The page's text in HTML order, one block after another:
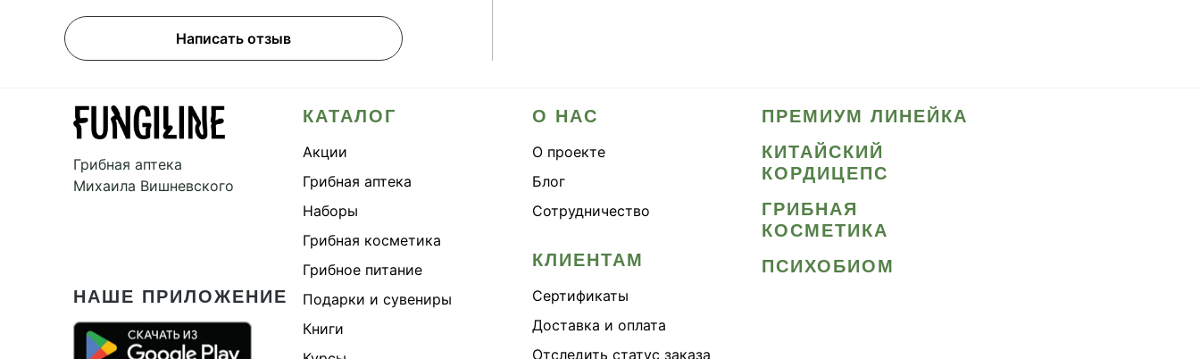
Написать отзыв
Грибная аптека
Михаила Вишневского
НАШЕ ПРИЛОЖЕНИЕ
КАТАЛОГ
Акции
Грибная аптека
Наборы
Грибная косметика
Грибное питание
Подарки и сувениры
Книги
О НАС
О проекте
Блог
Сотрудничество
КЛИЕНТАМ
Сертификаты
Доставка и оплата
Отследить статус заказа
ПРЕМИУМ ЛИНЕЙКА
КИТАЙСКИЙ
КОРДИЦЕПС
ГРИБНАЯ
КОСМЕТИКА
ПСИХОБИОМ